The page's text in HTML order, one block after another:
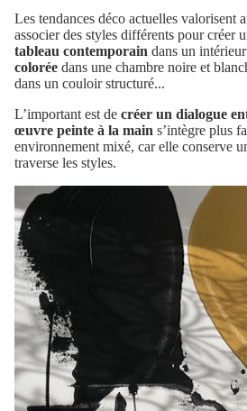
Les tendances déco actuelles valorisent
associer des styles différents pour créer
tableau contemporain dans un
colorée dans une chambre noire et
dans un couloir structuré...
L’important est de créer un dialogue
œuvre peinte à la main s’intègre plus
environnement mixé, car elle conserve
traverse les styles.